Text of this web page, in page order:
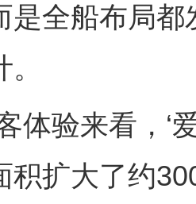
是全船布局
验来看，‘爱
积扩大了约